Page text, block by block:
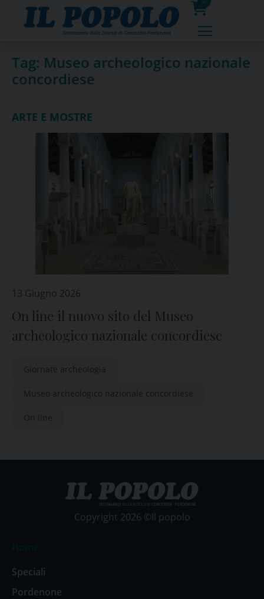
0
prodotti
Tag: Museo archeologico nazionale
concordiese
ARTE E MOSTRE
13 Giugno 2026
On line il nuovo sito del Museo
archeologico nazionale concordiese
Giornate archeologia
Museo archeologico nazionale concordiese
On line
Copyright 2026 ©Il popolo
Speciali
Pordenone